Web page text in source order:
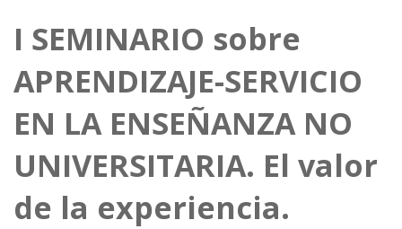
I SEMINARIO sobre
APRENDIZAJE-SERVICIO
EN LA ENSEÑANZA NO
UNIVERSITARIA. El valor
de la experiencia.